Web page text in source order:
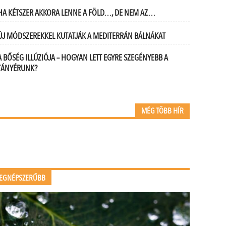
KÉTSZER AKKORA LENNE A FÖLD…, DE NEM AZ…
MÓDSZEREKKEL KUTATJÁK A MEDITERRÁN BÁLNÁKAT
BŐSÉG ILLÚZIÓJA – HOGYAN LETT EGYRE SZEGÉNYEBB A
MÉG TÖBB HÍR